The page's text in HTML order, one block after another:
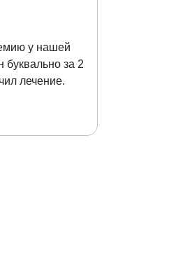
у нашей
буквально за 2
лечение.